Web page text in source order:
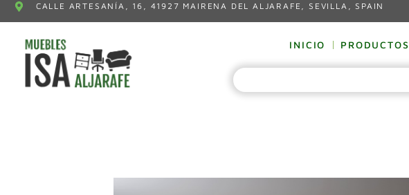
CALLE ARTESANÍA, 16, 41927 MAIRENA DEL ALJARAFE, SEVILLA, SPAIN
INICIO PRODUCTOS